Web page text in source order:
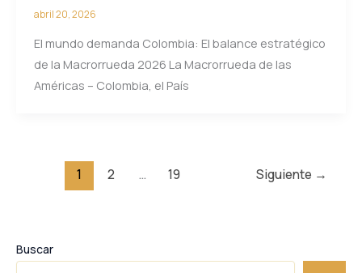
abril 20, 2026
El mundo demanda Colombia: El balance estratégico
de la Macrorrueda 2026 La Macrorrueda de las
Américas – Colombia, el País
1 2 … 19 Siguiente →
Buscar